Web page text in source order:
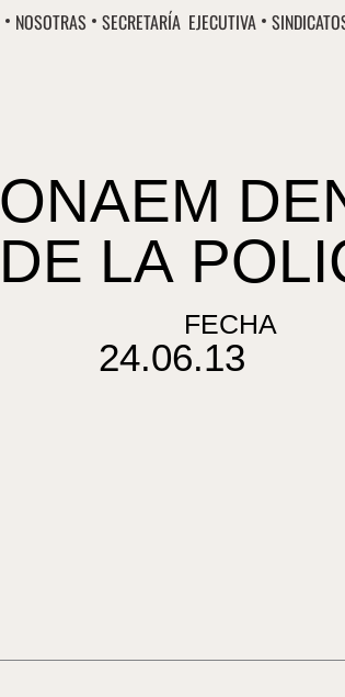
NOSOTRAS SECRETARÍA EJECUTIVA
ONAEM
DE LA
FECHA
24.06.13